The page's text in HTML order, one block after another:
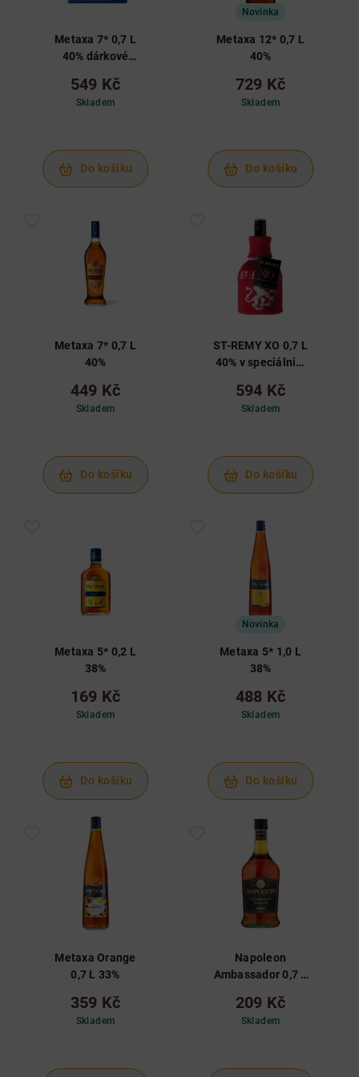
Metaxa 7* 0,7 L
40% dárkové
549 Kč
Skladem
Do košíku
Novinka
Metaxa 12* 0,7 L
40%
729 Kč
Skladem
Do košíku
Metaxa 7* 0,7 L
40%
449 Kč
Skladem
Do košíku
ST-REMY XO 0,7 L
40% v speciálnim
594 Kč
Skladem
Do košíku
Metaxa 5* 0,2 L
38%
169 Kč
Skladem
Do košíku
Novinka
Metaxa 5* 1,0 L
38%
488 Kč
Skladem
Do košíku
Metaxa Orange
0,7 L 33%
359 Kč
Skladem
Napoleon
Ambassador 0,7 L
209 Kč
Skladem